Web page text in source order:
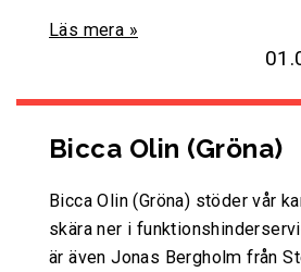
Läs mera »
Bicca Olin (Gröna)
Bicca Olin (Gröna) stöder vår
skära ner i
är även Jonas Bergholm från